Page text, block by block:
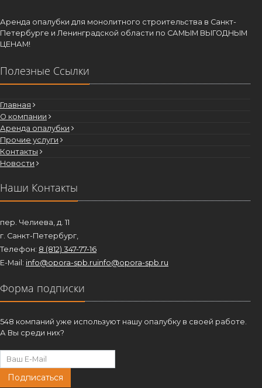
Аренда опалубки для монолитного строительства в Санкт-
Петербурге и Ленинградской области по САМЫМ ВЫГОДНЫМ
ЦЕНАМ!
Полезные Ссылки
Главная
О компании
Аренда опалубки
Прочие услуги
Контакты
Новости
Наши Контакты
пер. Челиева, д. 11
г. Санкт-Петербург,
Телефон: 8 (812) 347-77-16
E-Mail: info@opora-spb.ruinfo@opora-spb.ru
Форма подписки
548 компаний уже используют нашу опалубку в своей работе.
А Вы среди них?
Подписаться